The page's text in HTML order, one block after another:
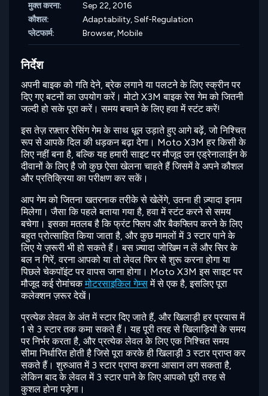
मुक्त करना:
Sep 22, 2016
कौशल:
Adaptability,Self-Regulation
प्लेटफार्म:
Browser, Mobile
निर्देश
अपनी बाइक को गति देने, ब्रेक लगाने या पलटने के लिए स्क्रीन पर
दिए गए बटनों का उपयोग करें। मोटो X3M बाइक रेस गेम को जितनी
जल्दी हो सके पूरा करें। समय बचाने के लिए हवा में स्टंट करें!
इस तेज़ रफ़्तार रेसिंग गेम के साथ धूल उड़ाते हुए आगे बढ़ें, जो निश्चित
रूप से आपके दिल की धड़कन बढ़ा देगा। Moto X3M हर किसी के
लिए नहीं बना है, बल्कि यह हमारी साइट पर मौजूद उन एड्रेनालाईन के
दीवानों के लिए है जो कुछ ऐसा खेलना चाहते हैं जिसमें वे अपने कौशल
और प्रतिक्रिया का परीक्षण कर सकें।
आप गेम को जितना खतरनाक तरीके से खेलेंगे, उतना ही ज़्यादा इनाम
मिलेगा। जैसा कि पहले बताया गया है, हवा में स्टंट करने से समय
बचेगा। इसका मतलब है कि फ्रंट फ्लिप और बैकफ्लिप करने के लिए
बहुत प्रोत्साहित किया जाता है, और कुछ मामलों में 3 स्टार पाने के
लिए ये ज़रूरी भी हो सकते हैं। बस ज़्यादा जोखिम न लें और सिर के
बल न गिरें, वरना आपको या तो लेवल फिर से शुरू करना होगा या
पिछले चेकपॉइंट पर वापस जाना होगा। Moto X3M इस साइट पर
मौजूद कई रोमांचकमोटरसाइकिल गेम्समें से एक है, इसलिए पूरा
कलेक्शन ज़रूर देखें।
प्रत्येक लेवल के अंत में स्टार दिए जाते हैं, और खिलाड़ी हर प्रयास में
1 से 3 स्टार तक कमा सकते हैं। यह पूरी तरह से खिलाड़ियों के समय
पर निर्भर करता है, और प्रत्येक लेवल के लिए एक निश्चित समय
सीमा निर्धारित होती है जिसे पूरा करके ही खिलाड़ी 3 स्टार प्राप्त कर
सकते हैं। शुरुआत में 3 स्टार प्राप्त करना आसान लग सकता है,
लेकिन बाद के लेवल में 3 स्टार पाने के लिए आपको पूरी तरह से
कुशल होना पड़ेगा।